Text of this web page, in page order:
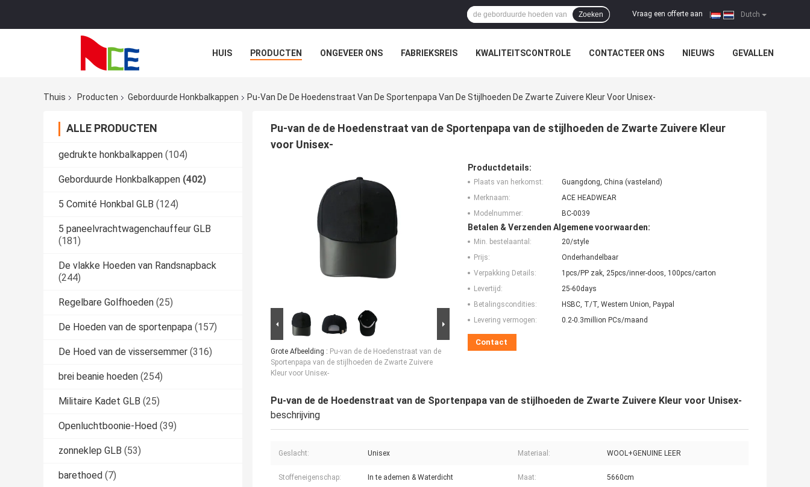
Dutch
Vraag een offerte aan
Zoeken
HUIS PRODUCTEN ONGEVEER ONS FABRIEKSREIS KWALITEITSCONTROLE CONTACTEER ONS NIEUWS GEVALLEN
Thuis Producten Geborduurde Honkbalkappen Pu-Van De De Hoedenstraat Van De Sportenpapa Van De Stijlhoeden De Zwarte Zuivere Kleur Voor Unisex-
ALLE PRODUCTEN
gedrukte honkbalkappen (104)
Geborduurde Honkbalkappen (402)
5 Comité Honkbal GLB (124)
5 paneelvrachtwagenchauffeur GLB
(181)
De vlakke Hoeden van Randsnapback
(244)
Regelbare Golfhoeden (25)
De Hoeden van de sportenpapa (157)
De Hoed van de vissersemmer (316)
brei beanie hoeden (254)
Militaire Kadet GLB (25)
Openluchtboonie-Hoed (39)
zonneklep GLB (53)
barethoed (7)
Pu-van de de Hoedenstraat van de Sportenpapa van de stijlhoeden de Zwarte Zuivere Kleur
voor Unisex-
Grote Afbeelding : Pu-van de de Hoedenstraat van de
Sportenpapa van de stijlhoeden de Zwarte Zuivere
Kleur voor Unisex-
Productdetails:
Plaats van herkomst:
Guangdong, China (vasteland)
Merknaam:
ACE HEADWEAR
Modelnummer:
BC-0039
Betalen & Verzenden Algemene voorwaarden:
Min. bestelaantal:
20/style
Prijs:
Onderhandelbaar
Verpakking Details:
1pcs/PP zak, 25pcs/inner-doos, 100pcs/carton
Levertijd:
25-60days
Betalingscondities:
HSBC, T/T, Western Union, Paypal
Levering vermogen:
0.2-0.3million PCs/maand
Contact
Pu-van de de Hoedenstraat van de Sportenpapa van de stijlhoeden de Zwarte Zuivere Kleur voor Unisex-
beschrijving
Geslacht: Unisex Materiaal: WOOL+GENUINE LEER
Stoffeneigenschap: In te ademen & Waterdicht Maat: 5660cm